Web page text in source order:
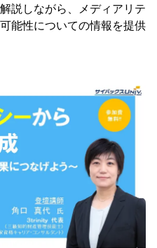
説しながら、メディアリテ
能性についての情報を提供